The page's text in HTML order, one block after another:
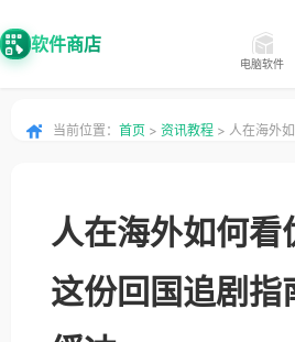
软件商店
电脑软件
当前位置： 首页 > 资讯教程 > 人在海外
人在海外如何看
这份回国追剧指